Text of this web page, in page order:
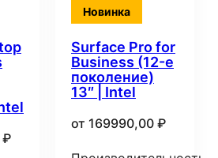
₽
Новинка
Surface Pro for
Business (12-е
поколение)
13″ | Intel
от 169990,00 ₽